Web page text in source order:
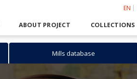
EN
ABOUT PROJECT COLLECTIONS
Mills database